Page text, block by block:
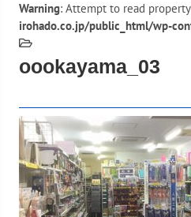
Warning: Attempt to read
irohado.co.jp/public_html/wp-
oookayama_03